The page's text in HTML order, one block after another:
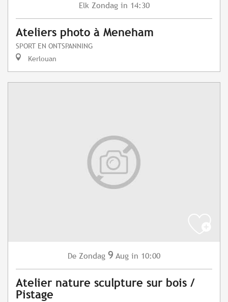
Elk Zondag in 14:30
Ateliers photo à Meneham
SPORT EN ONTSPANNING
Kerlouan
De Zondag 9 Aug in 10:00
Atelier nature sculpture sur bois /
Pistage